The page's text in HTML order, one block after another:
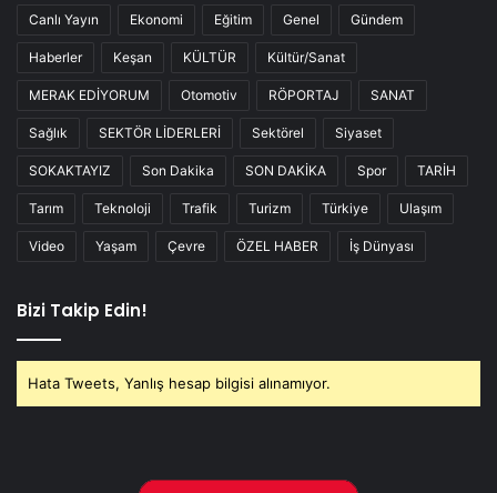
Canlı Yayın Ekonomi Eğitim Genel Gündem
Haberler Keşan KÜLTÜR Kültür/Sanat
MERAK EDİYORUM Otomotiv RÖPORTAJ SANAT
Sağlık SEKTÖR LİDERLERİ Sektörel Siyaset
SOKAKTAYIZ Son Dakika SON DAKİKA Spor TARİH
Tarım Teknoloji Trafik Turizm Türkiye Ulaşım
Video Yaşam Çevre ÖZEL HABER İş Dünyası
Bizi Takip Edin!
Hata Tweets, Yanlış hesap bilgisi alınamıyor.